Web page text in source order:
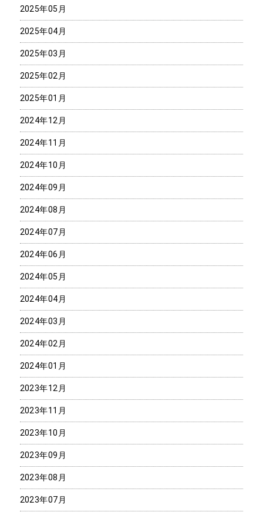
2025年05月
2025年04月
2025年03月
2025年02月
2025年01月
2024年12月
2024年11月
2024年10月
2024年09月
2024年08月
2024年07月
2024年06月
2024年05月
2024年04月
2024年03月
2024年02月
2024年01月
2023年12月
2023年11月
2023年10月
2023年09月
2023年08月
2023年07月